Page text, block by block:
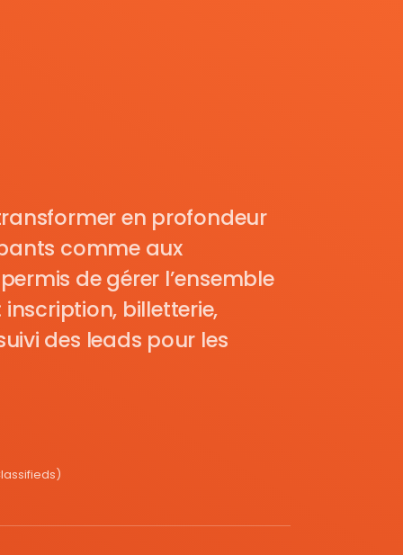
en profondeur
comme aux
de gérer l’ensemble
billetterie,
des leads pour les